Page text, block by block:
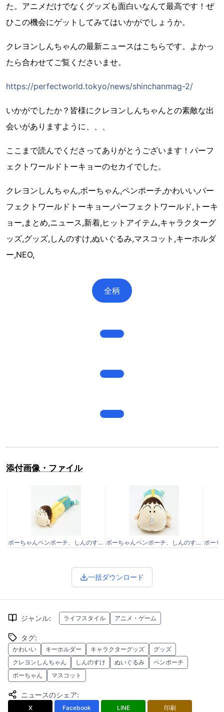
た。アニメだけでなくグッズも面白いなんて最高です！ぜ
ひこの機会にゲットしてみてはいかがでしょうか。
クレヨンしんちゃんの最新ニュースはこちらです。よかっ
たら合わせてご覧くださいませ。
https://perfectworld.tokyo/news/shinchanmag-2/
いかがでしたか？皆様にクレヨンしんちゃんとの素敵な出
会いがありますように、、、
ここまで読んでくださってありがとうございます！パーフ
ェクトワールドトーキョーのセカイでした。
クレヨンしんちゃん,ボーちゃん,ペンポーチ,かわいい,パー
フェクトワールドトーキョー,パーフェクトワールド,トーキ
ョー,まとめ,ニュース,新着,ヒットアイテム,キャラクターグ
ッズ,グッズ,しんのすけ,ぬいぐるみ,マスコット,キーホルダ
ー,NEO,
全柄
添付画像・ファイル
ボーちゃんペンポーチ、しんのすけマスコット ボーちゃんペンポーチ、しんのすけマスコット
一括ダウンロード
ジャンル: ライフスタイル アニメ・ゲーム
タグ:
かわいい キーホルダー キャラクターグッズ
グッズ
クレヨンしんちゃん
しんのすけ ぬいぐるみ
ペンポーチ
ボーちゃん
マスコット
ニュースのシェア:
X Facebook LINE 印刷